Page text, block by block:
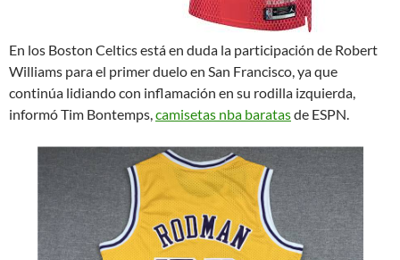
En los Boston Celtics está en duda la participación de Robert
Williams para el primer duelo en San Francisco, ya que
continúa lidiando con inflamación en su rodilla izquierda,
informó Tim Bontemps,camisetas nba baratasde ESPN.